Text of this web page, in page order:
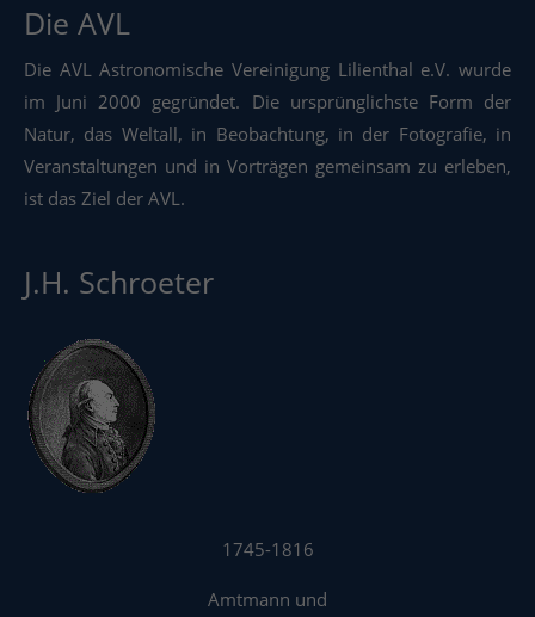
Die AVL
Die AVL Astronomische Vereinigung Lilienthal e.V. wurde
im Juni 2000 gegründet. Die ursprünglichste Form der
Natur, das Weltall, in Beobachtung, in der Fotografie, in
Veranstaltungen und in Vorträgen gemeinsam zu erleben,
ist das Ziel der AVL.
J.H. Schroeter
1745-1816
Amtmann und